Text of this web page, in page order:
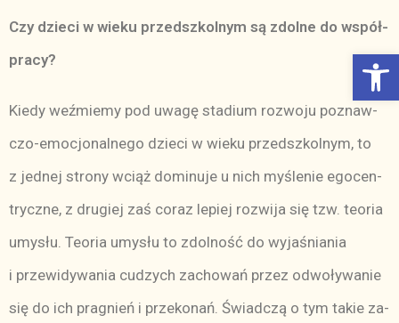
Otwórz Pasek narzędzi
Czy dzie­ci w wie­ku przed­szkol­nym są zdol­ne do współ­
pra­cy?
Kie­dy weź­mie­my pod uwa­gę sta­dium roz­wo­ju po­znaw­
czo­-e­mo­cjo­nal­ne­go dzie­ci w wie­ku przed­szkol­nym, to
z jed­nej stro­ny wciąż do­mi­nu­je u nich my­śle­nie ego­cen­
trycz­ne, z dru­giej zaś co­raz le­piej roz­wi­ja się tzw. teo­ria
umy­słu. Te­oria umy­słu to zdol­ność do wy­ja­śnia­nia
i prze­wi­dy­wa­nia cu­dzych za­cho­wań przez od­wo­ły­wa­nie
się do ich pra­gnień i prze­ko­nań. Świad­czą o tym ta­kie za­